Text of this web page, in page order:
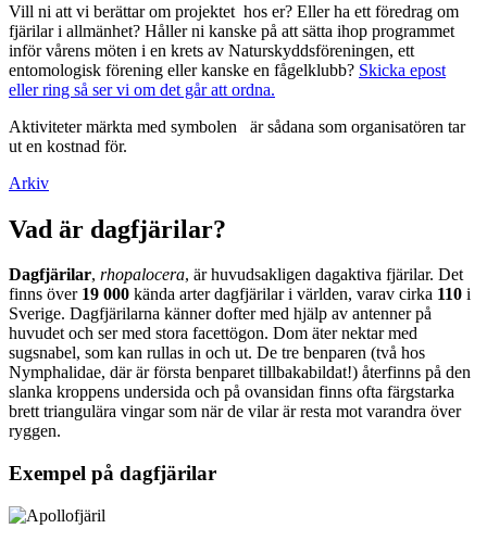
Vill ni att vi berättar om projektet hos er? Eller ha ett föredrag om
fjärilar i allmänhet? Håller ni kanske på att sätta ihop programmet
inför vårens möten i en krets av Naturskyddsföreningen, ett
entomologisk förening eller kanske en fågelklubb? Skicka epost
eller ring så ser vi om det går att ordna.
Aktiviteter märkta med symbolen
är sådana som organisatören tar
ut en kostnad för.
Arkiv
Vad är dagfjärilar?
Dagfjärilar, rhopalocera, är huvudsakligen dagaktiva fjärilar. Det
finns över 19 000 kända arter dagfjärilar i världen, varav cirka 110 i
Sverige. Dagfjärilarna känner dofter med hjälp av antenner på
huvudet och ser med stora facettögon. Dom äter nektar med
sugsnabel, som kan rullas in och ut. De tre benparen (två hos
Nymphalidae, där är första benparet tillbakabildat!) återfinns på den
slanka kroppens undersida och på ovansidan finns ofta färgstarka
brett triangulära vingar som när de vilar är resta mot varandra över
ryggen.
Exempel på dagfjärilar